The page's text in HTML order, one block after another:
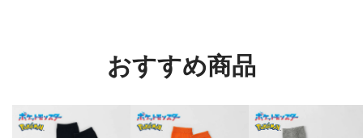
おすすめ商品